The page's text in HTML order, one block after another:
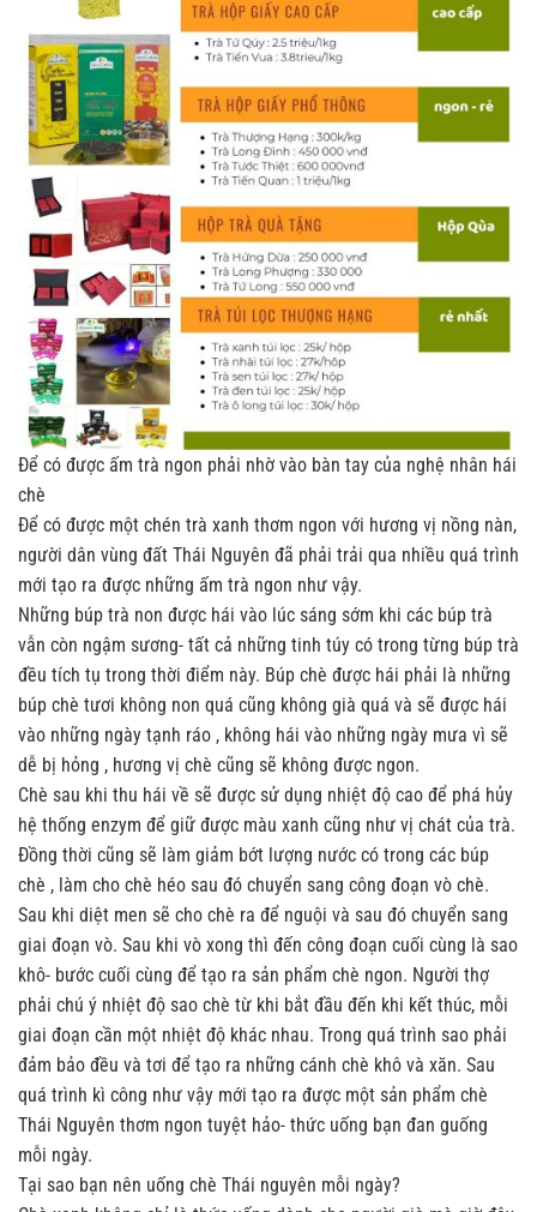
Để có được ấm trà ngon phải nhờ vào bàn tay của nghệ nhân hái
chè
Để có được một chén trà xanh thơm ngon với hương vị nồng nàn,
người dân vùng đất Thái Nguyên đã phải trải qua nhiều quá trình
mới tạo ra được những ấm trà ngon như vậy.
Những búp trà non được hái vào lúc sáng sớm khi các búp trà
vẫn còn ngậm sương- tất cả những tinh túy có trong từng búp trà
đều tích tụ trong thời điểm này. Búp chè được hái phải là những
búp chè tươi không non quá cũng không già quá và sẽ được hái
vào những ngày tạnh ráo , không hái vào những ngày mưa vì sẽ
dễ bị hỏng , hương vị chè cũng sẽ không được ngon.
Chè sau khi thu hái về sẽ được sử dụng nhiệt độ cao để phá hủy
hệ thống enzym để giữ được màu xanh cũng như vị chát của trà.
Đồng thời cũng sẽ làm giảm bớt lượng nước có trong các búp
chè , làm cho chè héo sau đó chuyển sang công đoạn vò chè.
Sau khi diệt men sẽ cho chè ra để nguội và sau đó chuyển sang
giai đoạn vò. Sau khi vò xong thì đến công đoạn cuối cùng là sao
khô- bước cuối cùng để tạo ra sản phẩm chè ngon. Người thợ
phải chú ý nhiệt độ sao chè từ khi bắt đầu đến khi kết thúc, mỗi
giai đoạn cần một nhiệt độ khác nhau. Trong quá trình sao phải
đảm bảo đều và tơi để tạo ra những cánh chè khô và xăn. Sau
quá trình kì công như vậy mới tạo ra được một sản phẩm chè
Thái Nguyên thơm ngon tuyệt hảo- thức uống bạn đan guống
mỗi ngày.
Tại sao bạn nên uống chè Thái nguyên mỗi ngày?